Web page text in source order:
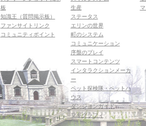
板
知識王（質問掲示板）
ファンサイトリンク
コミュニティポイント
生産
ステータス
エリンの世界
町のシステム
コミュニケーション
序盤のプレイ
スマートコンテンツ
インタラクションメーカ
ー
ペット探検隊・ペットハ
ウス
ダンジョンガイド
マギグラフィ